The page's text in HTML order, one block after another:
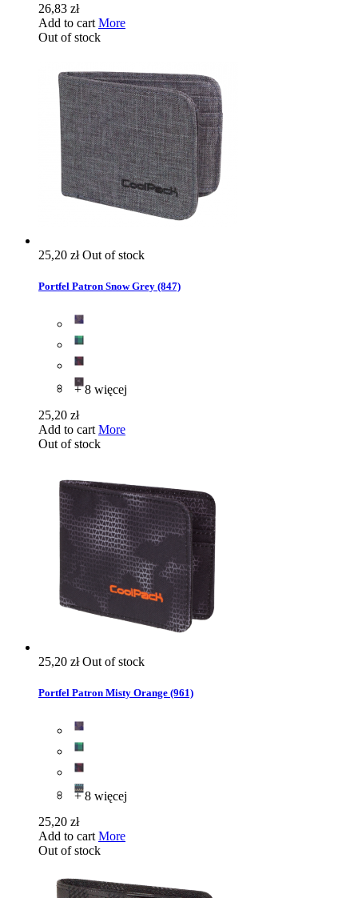
26,83 zł
Add to cart More
Out of stock
25,20 złOut of stock
Portfel Patron Snow Grey (847)
+ 8 więcej
25,20 zł
Add to cart More
Out of stock
25,20 złOut of stock
Portfel Patron Misty Orange (961)
+ 8 więcej
25,20 zł
Add to cart More
Out of stock